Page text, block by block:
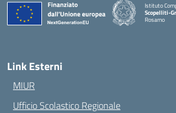
Istituto
Scopelliti-
Rosarno
Link Esterni
MIUR
Ufficio Scolastico Regionale